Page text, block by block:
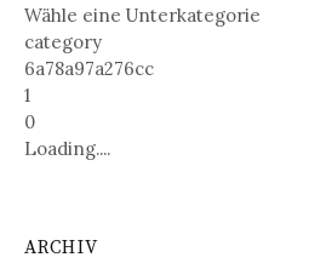
Wähle eine Unterkategorie
category
6a78a97a276cc
1
0
Loading....
ARCHIV